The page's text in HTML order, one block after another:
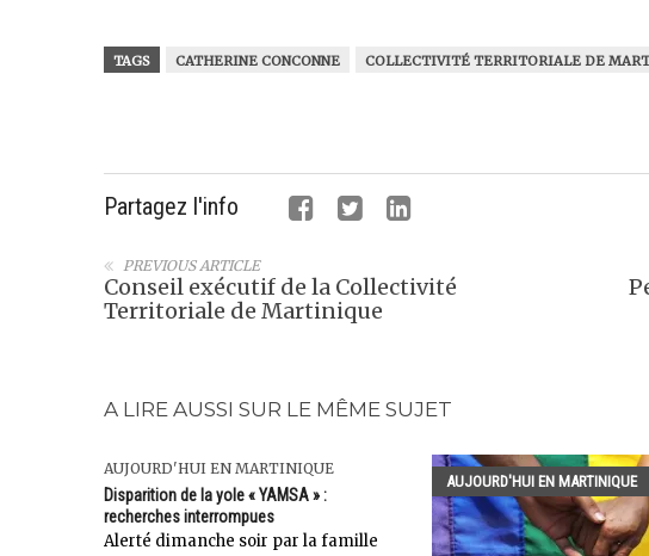
TAGS CATHERINE CONCONNE COLLECTIVITÉ TERRITORIALE DE
Partagez l'info
PREVIOUS ARTICLE
Conseil exécutif de la Collectivité
Territoriale de Martinique
A LIRE AUSSI SUR LE MÊME SUJET
AUJOURD'HUI EN MARTINIQUE
Disparition de la yole « YAMSA » :
recherches interrompues
Alerté dimanche soir par la famille
AUJOURD'HUI EN MARTINIQUE